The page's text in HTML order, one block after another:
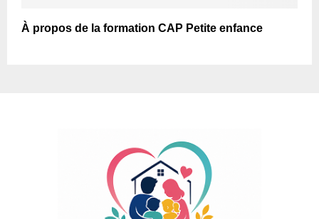
À propos de la formation CAP Petite enfance